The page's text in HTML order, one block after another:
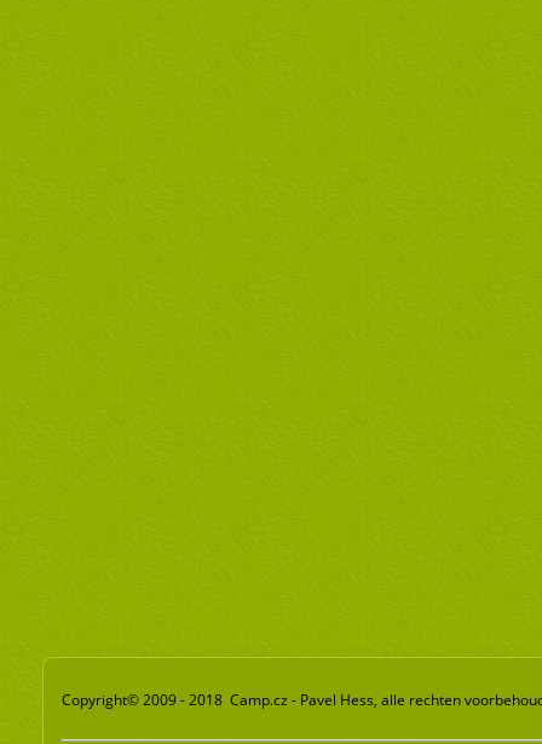
Copyright© 2009 - 2018 Camp.cz - Pavel Hess, alle rechten